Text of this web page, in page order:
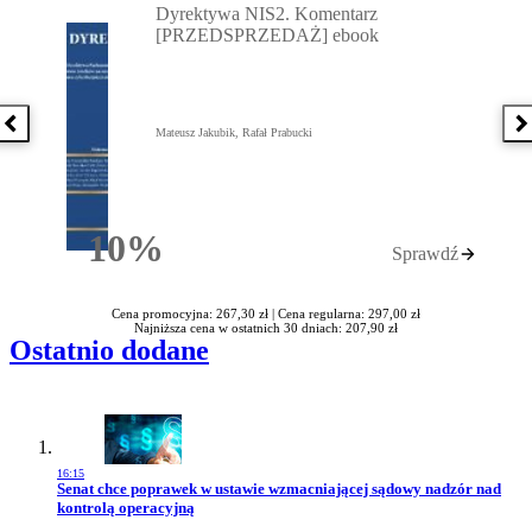
Poprzednia książka
10%Rabatu
Dyrektywa NIS2. Komentarz
[PRZEDSPRZEDAŻ] ebook
Mateusz Jakubik, Rafał Prabucki
Sprawdź
Cena promocyjna: 267,30 zł | Cena regularna: 297,00 zł
Najniższa cena w ostatnich 30 dniach: 207,90 zł
Ostatnio dodane
16:15
Przejdź do artykułu:
Senat chce poprawek w ustawie wzmacniającej sądowy nadzór nad
kontrolą operacyjną